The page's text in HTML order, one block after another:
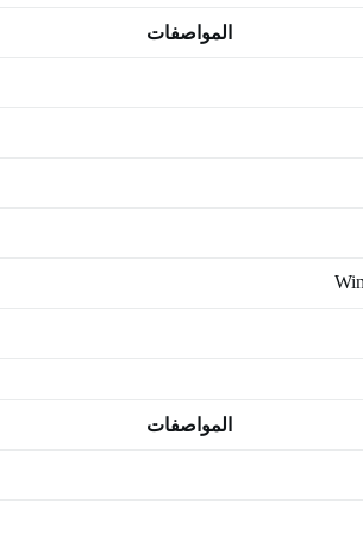
المواصفات
المواصفات